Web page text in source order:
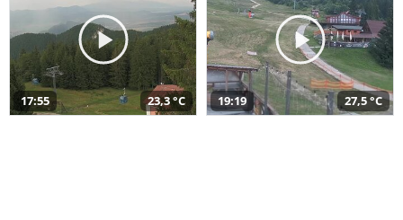
17:55 23,3 °C 19:19 27,5 °C